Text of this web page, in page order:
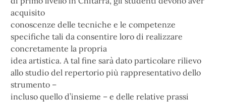
acquisito
conoscenze delle tecniche e le competenze
specifiche tali da consentire loro di realizzare
concretamente la propria
idea artistica. A tal fine sarà dato particolare rilievo
allo studio del repertorio più rappresentativo dello
strumento –
incluso quello d’insieme – e delle relative prassi